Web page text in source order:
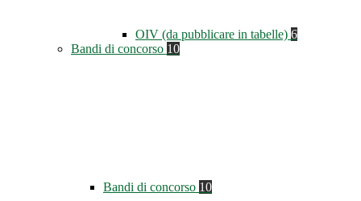
OIV (da pubblicare in tabelle) 6
Bandi di concorso 10
Bandi di concorso 10